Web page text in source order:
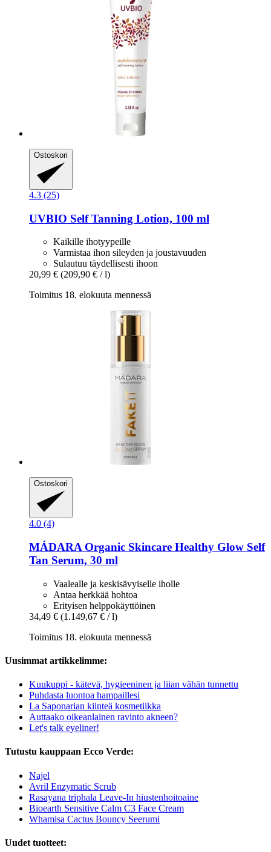
Ostoskori
4.3 (25)
UVBIO Self Tanning Lotion, 100 ml
Kaikille ihotyypeille
Varmistaa ihon sileyden ja joustavuuden
Sulautuu täydellisesti ihoon
20,99 € (209,90 € / l)
Toimitus 18. elokuuta mennessä
Ostoskori
4.0 (4)
MÁDARA Organic Skincare Healthy Glow Self
Tan Serum, 30 ml
Vaalealle ja keskisävyiselle iholle
Antaa herkkää hohtoa
Erityisen helppokäyttöinen
34,49 € (1.149,67 € / l)
Toimitus 18. elokuuta mennessä
Uusimmat artikkelimme:
Kuukuppi - kätevä, hygieeninen ja liian vähän tunnettu
Puhdasta luontoa hampaillesi
La Saponarian kiinteä kosmetiikka
Auttaako oikeanlainen ravinto akneen?
Let's talk eyeliner!
Tutustu kauppaan Ecco Verde:
Najel
Avril Enzymatic Scrub
Rasayana triphala Leave-In hiustenhoitoaine
Bioearth Sensitive Calm C3 Face Cream
Whamisa Cactus Bouncy Seerumi
Uudet tuotteet: